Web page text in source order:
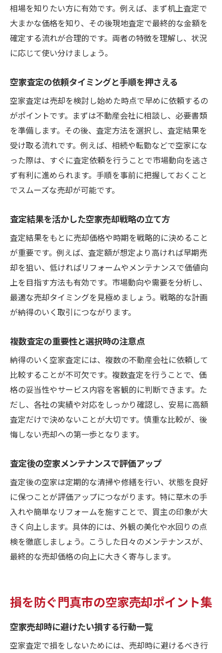
相場を知りたい方に有効です。例えば、まず机上査定で
大まかな価格を知り、その後現地査定で最終的な金額を
確定する流れが合理的です。両者の特徴を理解し、状況
に応じて使い分けましょう。
空家査定の依頼タイミングと手順を押さえる
空家査定は売却を検討し始めた時点で早めに依頼するの
がポイントです。まずは不動産会社に相談し、必要書類
を準備します。その後、査定方法を選択し、査定結果を
受け取る流れです。例えば、相続や転勤などで空家にな
った際は、すぐに査定依頼を行うことで市場動向を逃さ
ず有利に進められます。手順を事前に把握しておくこと
でスムーズな売却が可能です。
査定結果を活かした空家売却戦略の立て方
査定結果をもとに売却価格や時期を戦略的に決めること
が重要です。例えば、査定額が想定より高ければ早期売
却を狙い、低ければリフォームやメンテナンスで価値向
上を目指す方法も有効です。市場動向や需要を分析し、
最適な売却タイミングを見極めましょう。戦略的な計画
が納得のいく取引につながります。
複数査定の重要性と選択時の注意点
納得のいく空家査定には、複数の不動産会社に依頼して
比較することが不可欠です。複数査定を行うことで、価
格の妥当性やサービス内容を客観的に判断できます。た
だし、各社の実績や対応をしっかり確認し、安易に高額
査定だけで決めないことが大切です。慎重な比較が、後
悔しない売却への第一歩となります。
査定後の空家メンテナンスで評価アップ
査定後の空家は定期的な清掃や修繕を行い、状態を良好
に保つことが評価アップにつながります。特に草木の手
入れや簡単なリフォームを施すことで、買主の印象が大
きく向上します。具体的には、外観の美化や水回りの点
検を徹底しましょう。こうした日々のメンテナンスが、
最終的な売却価格の向上に大きく寄与します。
損を防ぐ門真市の空家売却ポイント集
空家売却時に避けたい損する行動一覧
空家査定で損をしないためには、売却時に避けるべき行